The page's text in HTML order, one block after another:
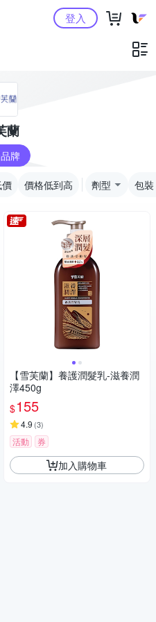
Yahoo購物中心登入
蘭
牌
價格低到高 劑型 包裝
【雪芙蘭】養護潤髮乳-滋養潤
澤450g
$155
4.9 (3)
活動 券
加入購物車